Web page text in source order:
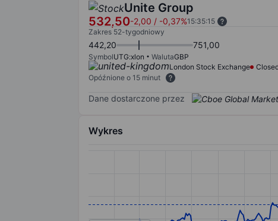
Unite Group
532,50-2,00 / -0,37%15:35:15
Zakres 52-tygodniowy
442,20 751,00
SymbolUTG:xlon WalutaGBP
London Stock Exchange
Opóźnione o 15 minut
Dane dostarczone przez
Wykres
The chart has 1 Y axis displaying values.